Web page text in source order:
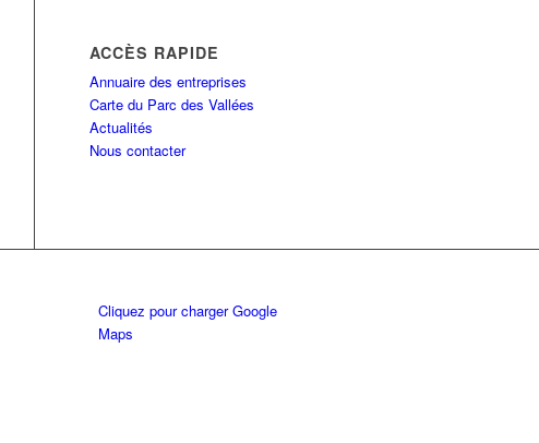
ACCÈS RAPIDE
Annuaire des entreprises
Carte du Parc des Vallées
Actualités
Nous contacter
Cliquez pour charger Google
Maps